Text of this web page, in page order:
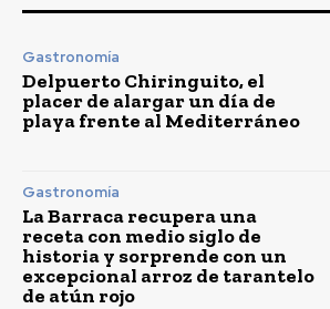
Gastronomía
Delpuerto Chiringuito, el
placer de alargar un día de
playa frente al Mediterráneo
Gastronomía
La Barraca recupera una
receta con medio siglo de
historia y sorprende con un
excepcional arroz de tarantelo
de atún rojo